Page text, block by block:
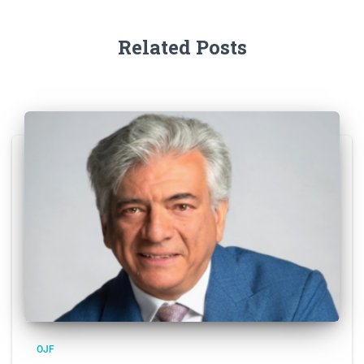
Related Posts
OJF